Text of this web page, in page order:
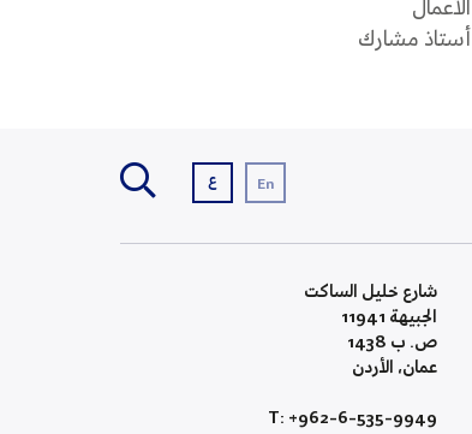
الأعمال
أستاذ مشارك
En ع
شارع خليل الساكت
الجبيهة 11941
ص. ب 1438
عمان، الأردن
T: +962-6-535-9949